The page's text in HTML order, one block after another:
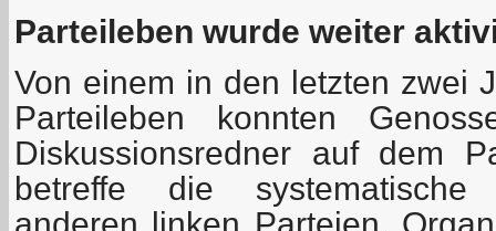
Parteileben wurde weiter
Von einem in den letzten zwei
Parteileben konnten
Diskussionsredner auf dem
betreffe die systematische